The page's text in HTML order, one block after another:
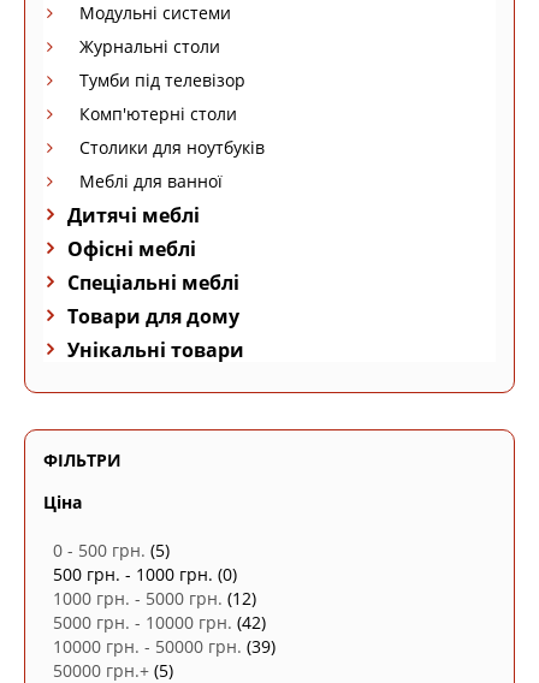
Модульні системи
Журнальні столи
Тумби під телевізор
Комп'ютерні столи
Столики для ноутбуків
Меблі для ванної
Дитячі меблі
Офісні меблі
Спеціальні меблі
Товари для дому
Унікальні товари
ФІЛЬТРИ
Ціна
0 - 500 грн. (5)
500 грн. - 1000 грн. (0)
1000 грн. - 5000 грн. (12)
5000 грн. - 10000 грн. (42)
10000 грн. - 50000 грн. (39)
50000 грн.+ (5)